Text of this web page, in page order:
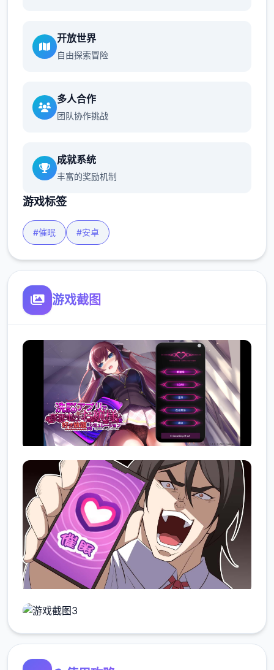
开放世界
自由探索冒险
多人合作
团队协作挑战
成就系统
丰富的奖励机制
游戏标签
#催眠 #安卓
游戏截图